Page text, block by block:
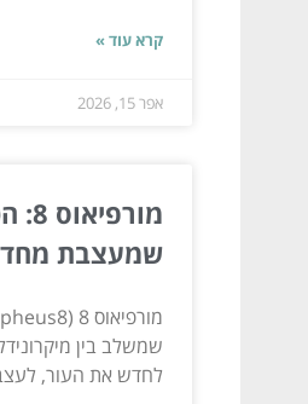
קרא עוד »
אפר 15, 2026
שמעצבת
לחדש את העור,